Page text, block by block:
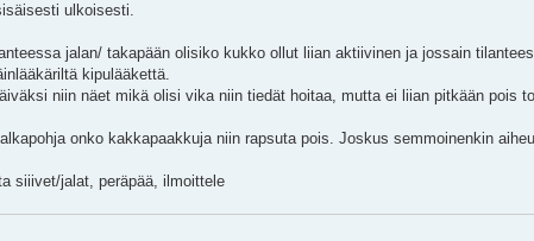
ulkoisesti.
jalan/ takapään olisiko kukko ollut liian aktiivinen ja jossain
kipulääkettä.
niin näet mikä olisi vika niin tiedät hoitaa, mutta ei liian pitkään pois
onko kakkapaakkuja niin rapsuta pois. Joskus semmoinenkin
siiivet/jalat, peräpää, ilmoittele